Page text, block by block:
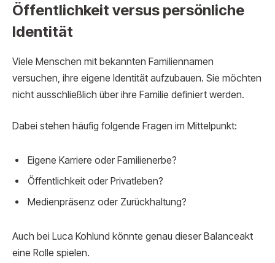
Öffentlichkeit versus persönliche
Identität
Viele Menschen mit bekannten Familiennamen
versuchen, ihre eigene Identität aufzubauen. Sie möchten
nicht ausschließlich über ihre Familie definiert werden.
Dabei stehen häufig folgende Fragen im Mittelpunkt:
Eigene Karriere oder Familienerbe?
Öffentlichkeit oder Privatleben?
Medienpräsenz oder Zurückhaltung?
Auch bei Luca Kohlund könnte genau dieser Balanceakt
eine Rolle spielen.